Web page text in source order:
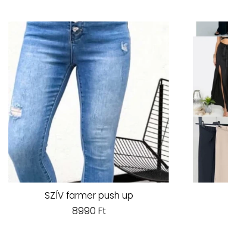
SZÍV farmer push up
8990 Ft